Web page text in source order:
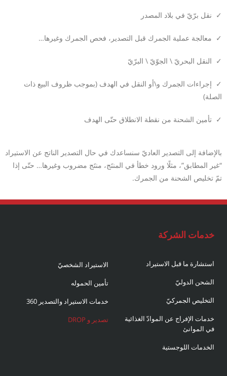
t
v
✓ نقل برّيّ في بلاد المصدر
✓ معالجة عملية الجمرك قبل التصدير، فحص الجمرك وغيرها…
✓ النقل البحريّ \ الجوّيّ \ البرّيّ
✓ إجراءات الجمرك و\أو النقل في الهدف (بموجب ظروف البيع ذات
الصلة)
✓ تأمين الشحنة من نقطة الانطلاق حتّى الهدف
بالإضافة إلى التصدير العاديّ سنساعدك في حال التصدير الناتج عن الاستيراد
“غير المطابق”، مثلًا ورود خطأ في المنتَج، منتَج مضروب وغيرها… حتّى إذا
تمّ تخليص الشحنة من الجمرك.
خدمات الشركة
استشارة ما قبل الاستيراد
الشحن الدوليّ
التخليص الجمركيّ
خدمات الإفراج عن الموادّ الغذائية
في الموانئ
الخدمات اللوجستية
الاستيراد الشخصيّ
تأمين الحموله
خدمات الاستيراد والتصدير 360
تصدير و DROP